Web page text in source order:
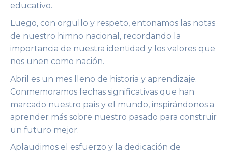
educativo.
Luego, con orgullo y respeto, entonamos las notas
de nuestro himno nacional, recordando la
importancia de nuestra identidad y los valores que
nos unen como nación.
Abril es un mes lleno de historia y aprendizaje.
Conmemoramos fechas significativas que han
marcado nuestro país y el mundo, inspirándonos a
aprender más sobre nuestro pasado para construir
un futuro mejor.
Aplaudimos el esfuerzo y la dedicación de